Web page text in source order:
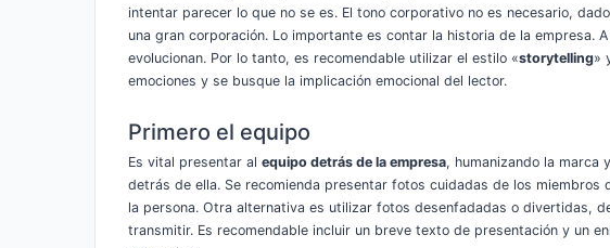
intentar parecer lo que no se es. El tono corporativo no es necesario,
una gran corporación. Lo importante es contar la historia de la empresa.
evolucionan. Por lo tanto, es recomendable utilizar el estilo «storytelling»
emociones y se busque la implicación emocional del lector.
Primero el equipo
Es vital presentar al equipo detrás de la empresa, humanizando la marca
detrás de ella. Se recomienda presentar fotos cuidadas de los
la persona. Otra alternativa es utilizar fotos desenfadadas o divertidas,
transmitir. Es recomendable incluir un breve texto de presentación y un